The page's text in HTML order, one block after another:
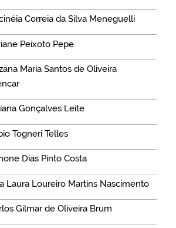
Correia da Silva Meneguelli
Peixoto Pepe
Maria Santos de Oliveira
Gonçalves Leite
Togneri Telles
Dias Pinto Costa
Laura Loureiro Martins Nascimento
Gilmar de Oliveira Brum